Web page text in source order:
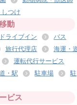
つけ
動
ドライブイン
バス
旅行代理店
海運・
運転代行サービス
・駅 駐車場
駐
ビス